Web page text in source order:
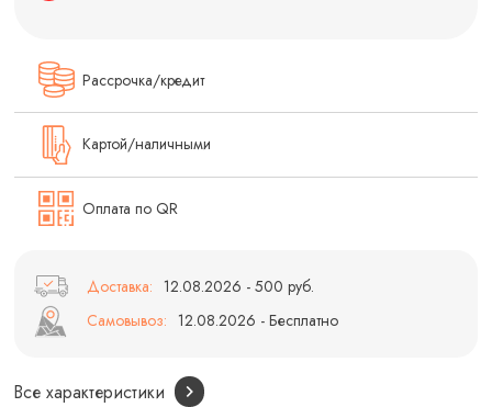
Рассрочка/кредит
Картой/наличными
Оплата по QR
Доставка: 12.08.2026 - 500 руб.
Самовывоз: 12.08.2026 - Бесплатно
Все характеристики